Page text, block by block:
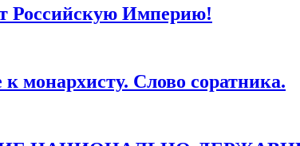
Российскую Империю!
Слово соратника.